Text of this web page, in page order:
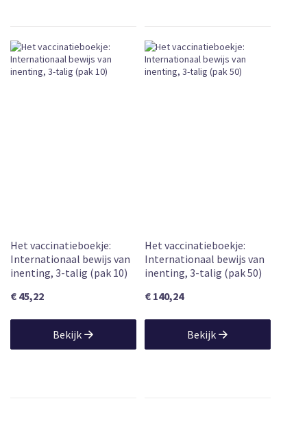
Het vaccinatieboekje:
Internationaal bewijs van
inenting, 3-talig (pak 10)
€ 45,22
Bekijk
Het vaccinatieboekje:
Internationaal bewijs van
inenting, 3-talig (pak 50)
€ 140,24
Bekijk